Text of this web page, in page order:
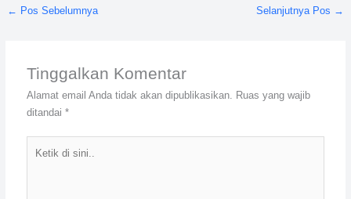
← Pos Sebelumnya Selanjutnya Pos →
Tinggalkan Komentar
Alamat email Anda tidak akan dipublikasikan. Ruas yang wajib
ditandai*